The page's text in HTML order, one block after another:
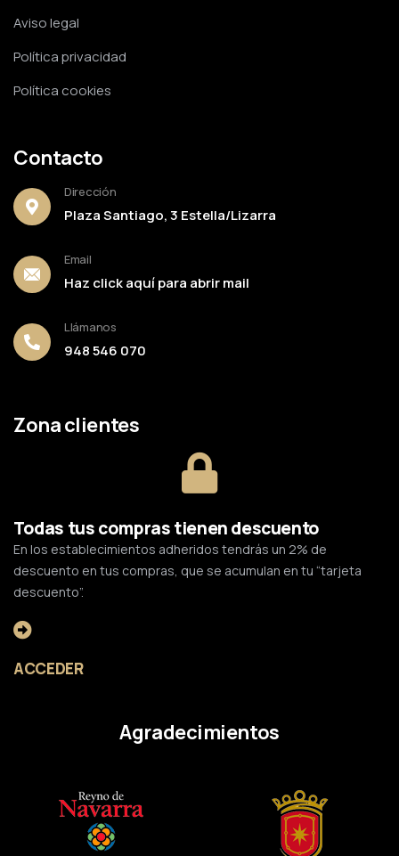
Aviso legal
Política privacidad
Política cookies
Contacto
Dirección
Plaza Santiago, 3 Estella/Lizarra
Email
Haz click aquí para abrir mail
Llámanos
948 546 070
Zona clientes
Todas tus compras tienen descuento
En los establecimientos adheridos tendrás un 2% de
descuento en tus compras, que se acumulan en tu “tarjeta
descuento”.
ACCEDER
Agradecimientos